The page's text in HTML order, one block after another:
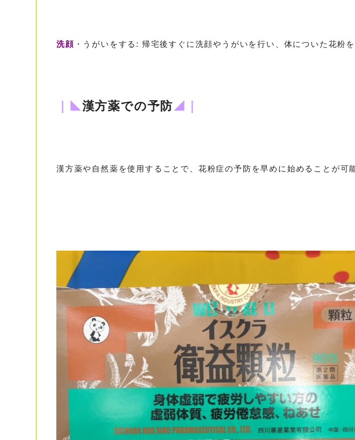
洗顔 ・うがいをする: 帰宅後すぐに洗顔やうがいを行い、体についた花粉
｜◣漢方薬での予防◢｜
漢方薬や自然薬を使用することで、花粉症の予防を早めに始めることが可